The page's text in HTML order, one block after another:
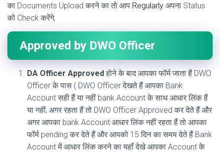
का Documents Upload करने का तो आप Regularly अपना Status
को Check करेंगे,
Approved by DWO Officer
DA Officer Approvedहोने के बाद आपका फॉर्म जाता हैं DWO
Officer के पास ( DWO Officer देखते हैं आपका Bank
Account सही हैं या नहीं bank Account के साथ आधार लिंक हैं
या नहीं, अगर रहता हैं तो DWO Officer Approved कर देते हैं और
अगर आपका bank Account आधार लिंक नहीं रहता हैं तो आपका
फॉर्म pending कर देते हैं और आपको 15 दिन का समय देते हैं Bank
Account में आधार लिंक करने का यहाँ देखे आपका Account के